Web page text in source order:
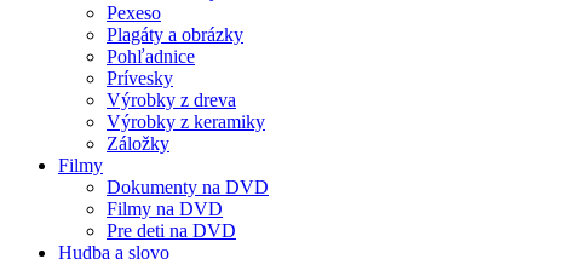
Pexeso
Plagáty a obrázky
Pohľadnice
Prívesky
Výrobky z dreva
Výrobky z keramiky
Záložky
Filmy
Dokumenty na DVD
Filmy na DVD
Pre deti na DVD
Hudba a slovo